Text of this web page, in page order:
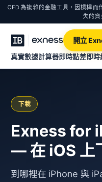
CFD 為複雜的金融工具，因槓桿而
失的資
真實數據計算器即時點差即時
開立
下載
Exness for
— 在 iOS 上
到哪裡在 iPhone 與